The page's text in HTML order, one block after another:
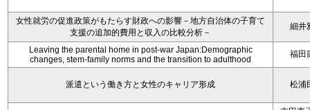
女性就労の促進政策がもたらす財政への影響－地方自治体の子育て
支援の追加的費用と収入の比較分析－
細井
Leaving the parental home in post-war Japan:Demographic
changes, stem-family norms and the transition to adulthood
福田
派遣という働き方と女性のキャリア形成 松浦